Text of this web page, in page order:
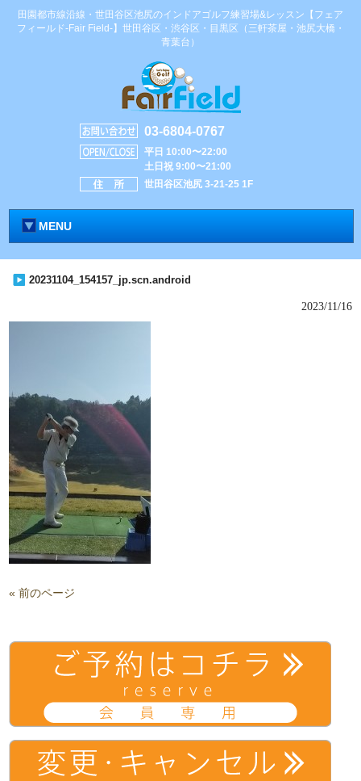
田園都市線沿線・世田谷区池尻のインドアゴルフ練習場&レッスン【フェア
フィールド-Fair Field-】世田谷区・渋谷区・目黒区（三軒茶屋・池尻大橋・
青葉台）
03-6804-0767
平日 10:00〜22:00
土日祝 9:00〜21:00
世田谷区池尻 3-21-25 1F
MENU
20231104_154157_jp.scn.android
2023/11/16
« 前のページ